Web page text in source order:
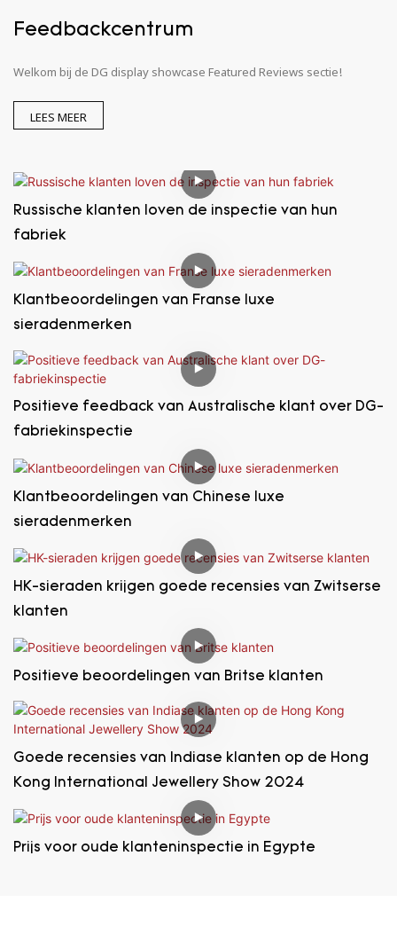
Feedbackcentrum
Welkom bij de DG display showcase Featured Reviews sectie!
LEES MEER
Russische klanten loven de inspectie van hun
fabriek
Klantbeoordelingen van Franse luxe
sieradenmerken
Positieve feedback van Australische klant over DG-
fabriekinspectie
Klantbeoordelingen van Chinese luxe
sieradenmerken
HK-sieraden krijgen goede recensies van Zwitserse
klanten
Positieve beoordelingen van Britse klanten
Goede recensies van Indiase klanten op de Hong
Kong International Jewellery Show 2024
Prijs voor oude klanteninspectie in Egypte